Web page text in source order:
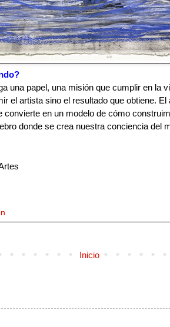
una papel, una misión que cumplir en la
el artista sino el resultado que obtiene.
convierte en un modelo de cómo
donde se crea nuestra conciencia del
Inicio